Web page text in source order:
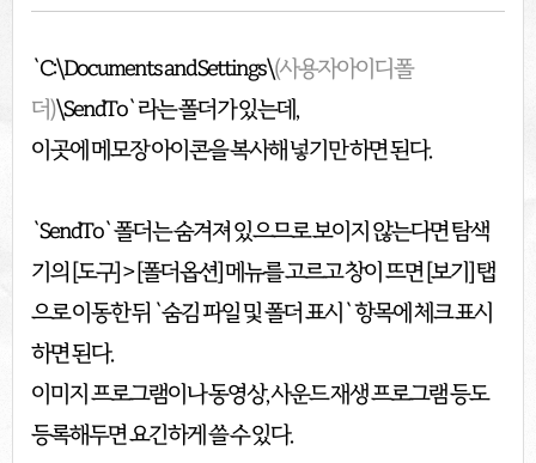
`C:\Documents and Settings\(사용자아이디폴
더)\SendTo` 라는 폴더가 있는데,
이곳에 메모장 아이콘을 복사해 넣기만 하면 된다.
`SendTo` 폴더는 숨겨져 있으므로 보이지 않는다면 탐색
기의 [도구] > [폴더옵션] 메뉴를 고르고 창이 뜨면 [보기] 탭
으로 이동한 뒤 `숨김 파일 및 폴더 표시` 항목에 체크 표시
하면 된다.
이미지 프로그램이나 동영상, 사운드 재생 프로그램 등도
등록해두면 요긴하게 쓸 수 있다.